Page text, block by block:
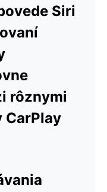
Siri
rôznymi
CarPlay